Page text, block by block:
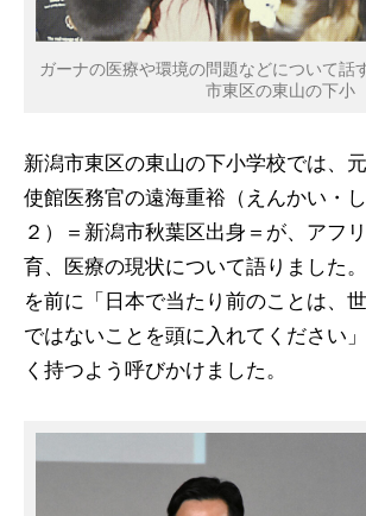
ガーナの医療や環境の問題などについて話
市東区の東山の下小
新潟市東区の東山の下小学校では、
使館医務官の遠海重裕（えんかい・
２）＝新潟市秋葉区出身＝が、アフ
育、医療の現状について語りました
を前に「日本で当たり前のことは、
ではないことを頭に入れてください
く持つよう呼びかけました。